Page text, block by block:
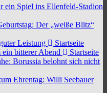
ein Spiel ins Ellenfeld-Stadion
Der „weiße Blitz“
Leistung
Startseite
bitterer Abend
Startseite
Borussia belohnt sich nicht
Ehrentag: Willi Seebauer